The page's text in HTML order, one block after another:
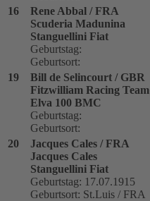
16
Rene Abbal / FRA
Scuderia Madunina
Stanguellini Fiat
Geburtstag:
Geburtsort:
19
Bill de Selincourt / GBR
Fitzwilliam Racing Team
Elva 100 BMC
Geburtstag:
Geburtsort:
20
Jacques Cales / FRA
Jacques Cales
Stanguellini Fiat
Geburtstag: 17.07.1915
Geburtsort: St.Luis / FRA